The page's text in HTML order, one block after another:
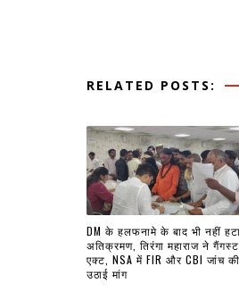
RELATED POSTS:
DM के हलफनामे के बाद भी नहीं हटा
अतिक्रमण, तिरंगा महाराज ने
एक्ट, NSA में FIR और CBI जांच की
उठाई मांग